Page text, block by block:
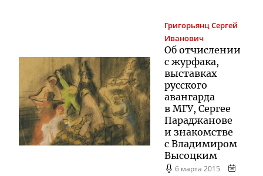
ГригорьянцСергей
Иванович
Об отчислении
с журфака,
выставках
русского
авангарда
в МГУ, Сергее
Параджанове
и знакомстве
с Владимиром
Высоцким
6 марта 2015